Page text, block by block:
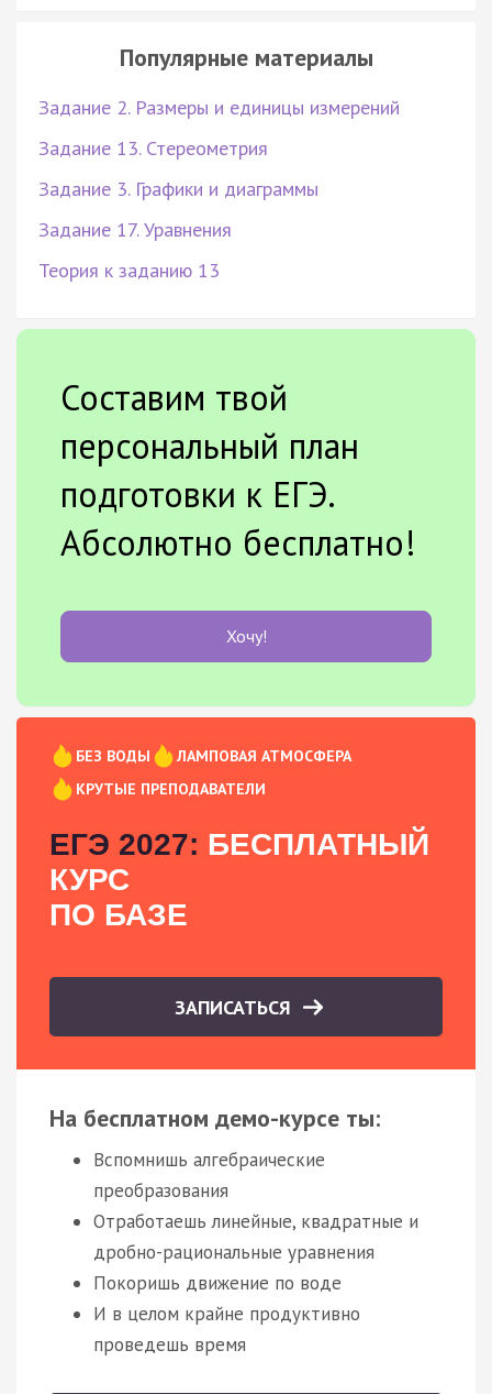
Популярные материалы
Задание 2. Размеры и единицы измерений
Задание 13. Стереометрия
Задание 3. Графики и диаграммы
Задание 17. Уравнения
Теория к заданию 13
Составим твой
персональный план
подготовки к ЕГЭ.
Абсолютно бесплатно!
Хочу!
БЕЗ ВОДЫ
ЛАМПОВАЯ АТМОСФЕРА
КРУТЫЕ ПРЕПОДАВАТЕЛИ
ЕГЭ 2027: БЕСПЛАТНЫЙ
КУРС
ПО БАЗЕ
ЗАПИСАТЬСЯ
На бесплатном демо-курсе ты:
Вспомнишь алгебраические
преобразования
Отработаешь линейные, квадратные и
дробно-рациональные уравнения
Покоришь движение по воде
И в целом крайне продуктивно
проведешь время